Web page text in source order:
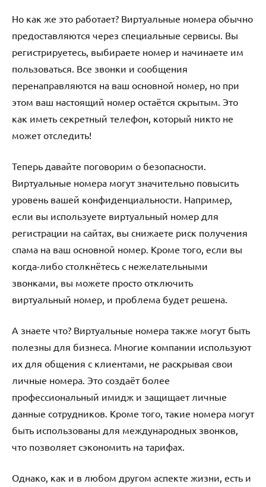
Но как же это работает? Виртуальные номера обычно
предоставляются через специальные сервисы. Вы
регистрируетесь, выбираете номер и начинаете им
пользоваться. Все звонки и сообщения
перенаправляются на ваш основной номер, но при
этом ваш настоящий номер остаётся скрытым. Это
как иметь секретный телефон, который никто не
может отследить!
Теперь давайте поговорим о безопасности.
Виртуальные номера могут значительно повысить
уровень вашей конфиденциальности. Например,
если вы используете виртуальный номер для
регистрации на сайтах, вы снижаете риск получения
спама на ваш основной номер. Кроме того, если вы
когда-либо столкнётесь с нежелательными
звонками, вы можете просто отключить
виртуальный номер, и проблема будет решена.
А знаете что? Виртуальные номера также могут быть
полезны для бизнеса. Многие компании используют
их для общения с клиентами, не раскрывая свои
личные номера. Это создаёт более
профессиональный имидж и защищает личные
данные сотрудников. Кроме того, такие номера могут
быть использованы для международных звонков,
что позволяет сэкономить на тарифах.
Однако, как и в любом другом аспекте жизни, есть и